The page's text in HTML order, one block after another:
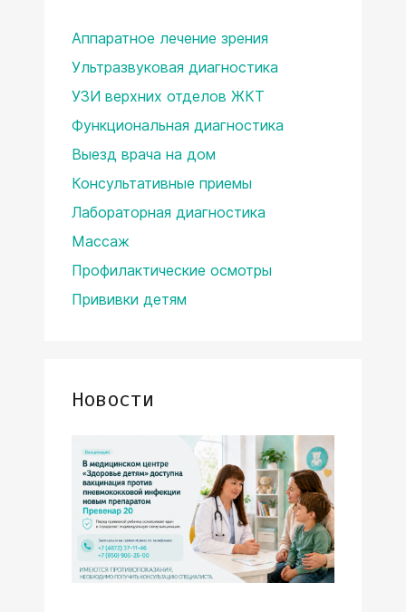
Аппаратное лечение зрения
Ультразвуковая диагностика
УЗИ верхних отделов ЖКТ
Функциональная диагностика
Выезд врача на дом
Консультативные приемы
Лабораторная диагностика
Массаж
Профилактические осмотры
Прививки детям
Новости